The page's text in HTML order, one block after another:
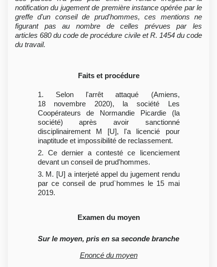
notification du jugement de première instance opérée par le
greffe d'un conseil de prud'hommes, ces mentions ne
figurant pas au nombre de celles prévues par les
articles 680 du code de procédure civile et R. 1454 du code
du travail.
Faits et procédure
1. Selon l'arrêt attaqué (Amiens,
18 novembre 2020), la société Les
Coopérateurs de Normandie Picardie (la
société) après avoir sanctionné
disciplinairement M [U], l'a licencié pour
inaptitude et impossibilité de reclassement.
2. Ce dernier a contesté ce licenciement
devant un conseil de prud'hommes.
3. M. [U] a interjeté appel du jugement rendu
par ce conseil de prud`hommes le 15 mai
2019.
Examen du moyen
Sur le moyen, pris en sa seconde branche
Enoncé du moyen